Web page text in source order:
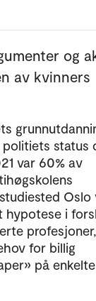
og
av kvinners
status
var 60% av
Oslo
hypotese i
for billig
på enkelte